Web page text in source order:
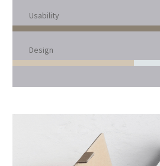
Usability
Design